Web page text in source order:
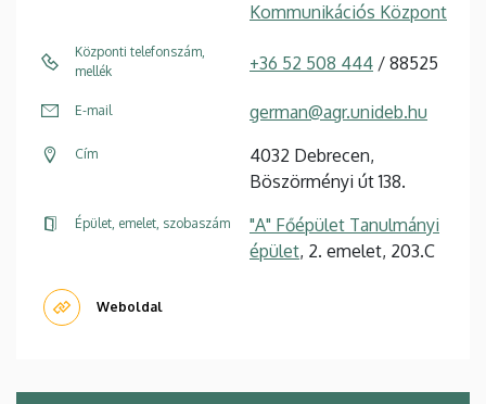
Kommunikációs Központ
Központi telefonszám,
mellék
+36 52 508 444 / 88525
E-mail german@agr.unideb.hu
Cím
4032 Debrecen,
Böszörményi út 138.
Épület, emelet, szobaszám
"A" Főépület Tanulmányi
épület, 2. emelet, 203.C
Weboldal